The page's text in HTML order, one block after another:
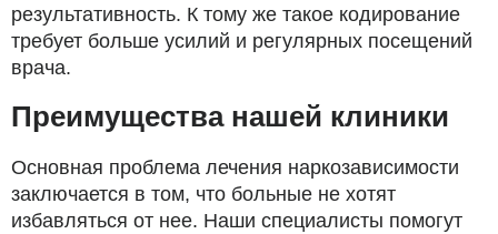
результативность. К тому же такое кодирование
требует больше усилий и регулярных посещений
врача.
Преимущества нашей клиники
Основная проблема лечения наркозависимости
заключается в том, что больные не хотят
избавляться от нее. Наши специалисты помогут